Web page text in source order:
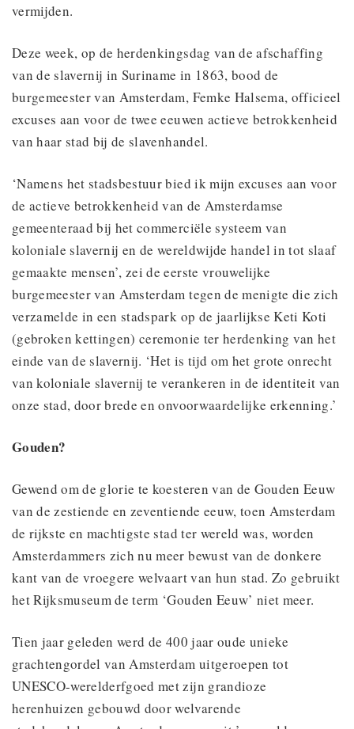
vermijden.
Deze week, op de herdenkingsdag van de afschaffing
van de slavernij in Suriname in 1863, bood de
burgemeester van Amsterdam, Femke Halsema, officieel
excuses aan voor de twee eeuwen actieve betrokkenheid
van haar stad bij de slavenhandel.
‘Namens het stadsbestuur bied ik mijn excuses aan voor
de actieve betrokkenheid van de Amsterdamse
gemeenteraad bij het commerciële systeem van
koloniale slavernij en de wereldwijde handel in tot slaaf
gemaakte mensen’, zei de eerste vrouwelijke
burgemeester van Amsterdam tegen de menigte die zich
verzamelde in een stadspark op de jaarlijkse Keti Koti
(gebroken kettingen) ceremonie ter herdenking van het
einde van de slavernij. ‘Het is tijd om het grote onrecht
van koloniale slavernij te verankeren in de identiteit van
onze stad, door brede en onvoorwaardelijke erkenning.’
Gouden?
Gewend om de glorie te koesteren van de Gouden Eeuw
van de zestiende en zeventiende eeuw, toen Amsterdam
de rijkste en machtigste stad ter wereld was, worden
Amsterdammers zich nu meer bewust van de donkere
kant van de vroegere welvaart van hun stad. Zo gebruikt
het Rijksmuseum de term ‘Gouden Eeuw’ niet meer.
Tien jaar geleden werd de 400 jaar oude unieke
grachtengordel van Amsterdam uitgeroepen tot
UNESCO-werelderfgoed met zijn grandioze
herenhuizen gebouwd door welvarende